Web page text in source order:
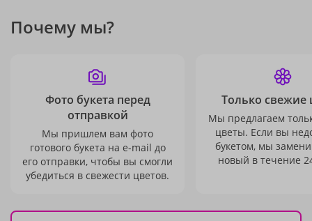
Почему мы?
Фото букета перед
отправкой
Мы пришлем вам фото
готового букета на e-mail до
его отправки, чтобы вы смогли
убедиться в свежести цветов.
Только свежие
Мы предлагаем
цветы. Если вы
букетом, мы
новый в течение